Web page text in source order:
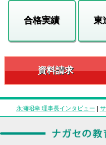
合格実績 東
資料請求
永瀬昭幸 理事長インタビュー |